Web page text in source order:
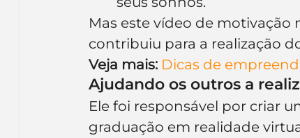
Mas este vídeo de
contribuiu para a realização
Veja mais: Dicas de
Ajudando os outros a
Ele foi responsável por criar
graduação em realidade